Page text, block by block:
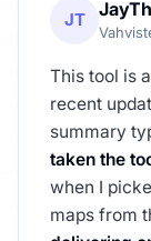
JT
This tool is
recent
summary
taken the
when I
maps from